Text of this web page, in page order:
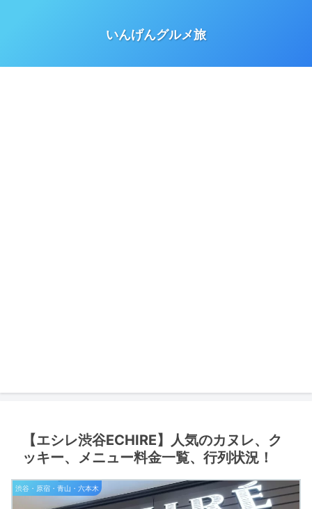
いんげんグルメ旅
【エシレ渋谷ECHIRE】人気のカヌレ、ク
ッキー、メニュー料金一覧、行列状況！
渋谷・原宿・青山・六本木